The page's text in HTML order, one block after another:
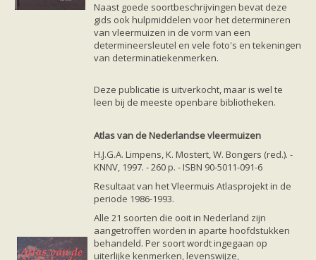
Naast goede soortbeschrijvingen bevat deze
gids ook hulpmiddelen voor het determineren
van vleermuizen in de vorm van een
determineersleutel en vele foto's en tekeningen
van determinatiekenmerken.
Deze publicatie is uitverkocht, maar is wel te
leen bij de meeste openbare bibliotheken.
Atlas van de Nederlandse vleermuizen
H.J.G.A. Limpens, K. Mostert, W. Bongers (red.). -
KNNV, 1997. - 260 p. - ISBN 90-5011-091-6
Resultaat van het Vleermuis Atlasprojekt in de
periode 1986-1993.
Alle 21 soorten die ooit in Nederland zijn
aangetroffen worden in aparte hoofdstukken
behandeld. Per soort wordt ingegaan op
uiterlijke kenmerken, levenswijze,